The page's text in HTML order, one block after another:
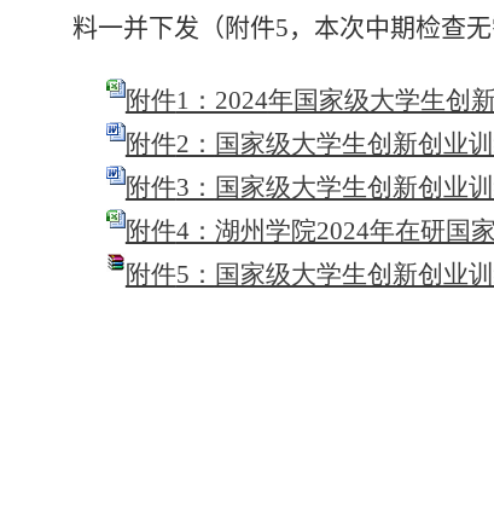
料一并下发（附件5，本次中期检查
附件1：2024年国家级大学生创
附件2： 国家级大学生创新创业
附件3： 国家级大学生创新创业
附件4： 湖州学院2024年在研国
附件5： 国家级大学生创新创业